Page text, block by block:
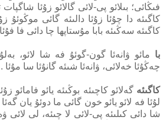
فىڭائى؛ بىلائو پى-لائى گالائو زۇئا شاگپات
كاگىئە دا چۇئا زۇئا دالىئە گائى موڭوئۇ
كاگىئە سەڭىئە بابا مۇستاپھا چا دائى فا
با مائو ۋانەئا گون-گوئۇ فە شا لائو،
چەڭۇئا خەلائى، ۋانەئا شىئە گانۇئا سا مۇئا .
كاگىئە گەلائو كاچىئە بوڭىئە يائو فامائو
لۇئا فە لائو يائو خون گائى ما دوئۇ يان
شا دائى كىلىئە پى-لائى لا چىئە، لى لائى